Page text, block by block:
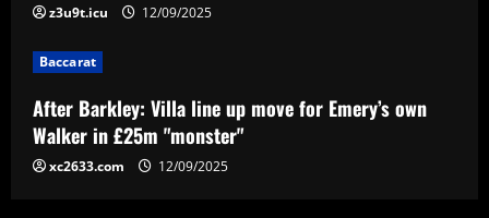
“Sensational” £150k-a-week Liverpool
z3u9t.icu 12/09/2025
Baccarat
After Barkley: Villa line up move for Emery’s own
Walker in £25m "monster"
xc2633.com 12/09/2025